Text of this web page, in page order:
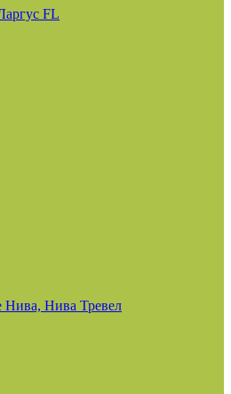
FL
Нива, Нива Тревел